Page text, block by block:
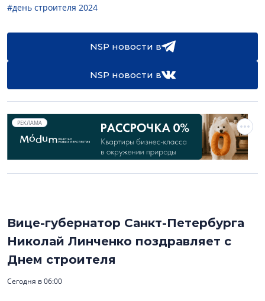
#день строителя 2024
NSP новости в
NSP новости в
РЕКЛАМА
Вице-губернатор Санкт-Петербурга
Николай Линченко поздравляет с
Днем строителя
Сегодня в 06:00